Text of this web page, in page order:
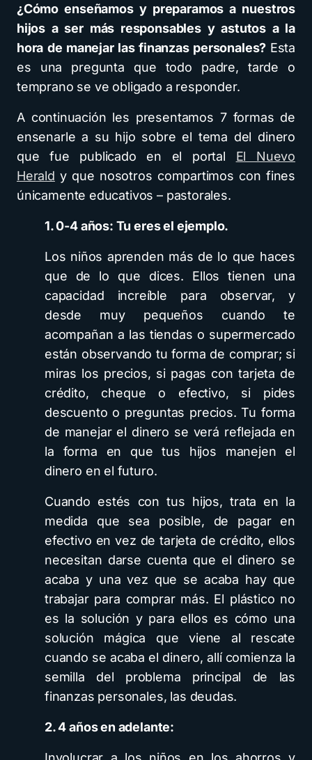
¿Cómo enseñamos y preparamos a nuestros
hijos a ser más responsables y astutos a la
hora de manejar las finanzas personales? Esta
es una pregunta que todo padre, tarde o
temprano se ve obligado a responder.
A continuación les presentamos 7 formas de
ensenarle a su hijo sobre el tema del dinero
que fue publicado en el portal El Nuevo
Herald y que nosotros compartimos con fines
únicamente educativos – pastorales.
1. 0-4 años: Tu eres el ejemplo.
Los niños aprenden más de lo que haces
que de lo que dices. Ellos tienen una
capacidad increíble para observar, y
desde muy pequeños cuando te
acompañan a las tiendas o supermercado
están observando tu forma de comprar; si
miras los precios, si pagas con tarjeta de
crédito, cheque o efectivo, si pides
descuento o preguntas precios. Tu forma
de manejar el dinero se verá reflejada en
la forma en que tus hijos manejen el
dinero en el futuro.
Cuando estés con tus hijos, trata en la
medida que sea posible, de pagar en
efectivo en vez de tarjeta de crédito, ellos
necesitan darse cuenta que el dinero se
acaba y una vez que se acaba hay que
trabajar para comprar más. El plástico no
es la solución y para ellos es cómo una
solución mágica que viene al rescate
cuando se acaba el dinero, allí comienza la
semilla del problema principal de las
finanzas personales, las deudas.
2. 4 años en adelante: